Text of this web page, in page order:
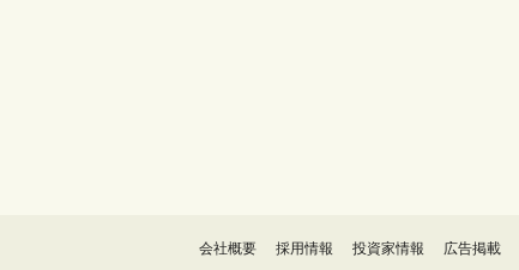
会社概要 採用情報 投資家情報 広告掲載